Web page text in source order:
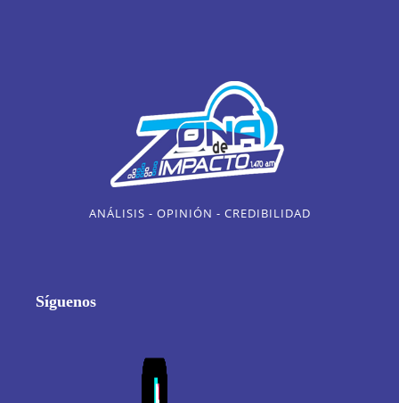
ANÁLISIS - OPINIÓN - CREDIBILIDAD
Síguenos